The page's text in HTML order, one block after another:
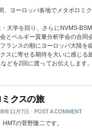
、ヨーロッパ各地でメタボロミ
大学を回り、さらにNVMS-
とベルギー質量分析学会の合同
ランスの順にヨーロッパ大陸を
スに寄せる期待を大いに感じる
どを2回に渡ってお伝えします
クスの旅
年11月7日 ⋅ POST A COMMENT
HMTの菅野隆二です。